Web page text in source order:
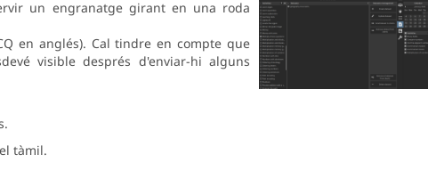
un engranatge girant en una roda
en anglés). Cal tindre en compte que
visible després d'enviar-hi alguns
tàmil.